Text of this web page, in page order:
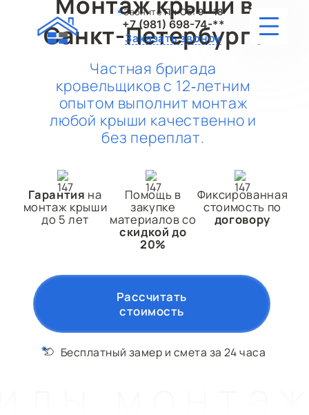
ЗвонитеПн-Сб:9 - 18
+7 (981) 698-74-**
Заказать звонок
МОНТАЖ КРОВЛИ
МОНТАЖ КРЫШИ
УСЛУГИ
ПОРТФОЛИО
О НАС
КОНТАКТЫ
Санкт-Петербурге
Частная бригада
кровельщиков с 12‑летним
опытом выполнит монтаж
любой крыши качественно и
без переплат.
Гарантия на
монтаж крыши
до 5 лет
Помощь в
закупке
материалов со
скидкой до
20%
Фиксированная
стоимость по
договору
Рассчитать
стоимость
Бесплатный замер и смета за 24 часа